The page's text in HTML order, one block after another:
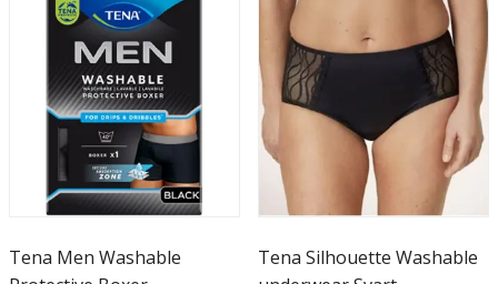
Tena Men Washable
Tena Silhouette Washable